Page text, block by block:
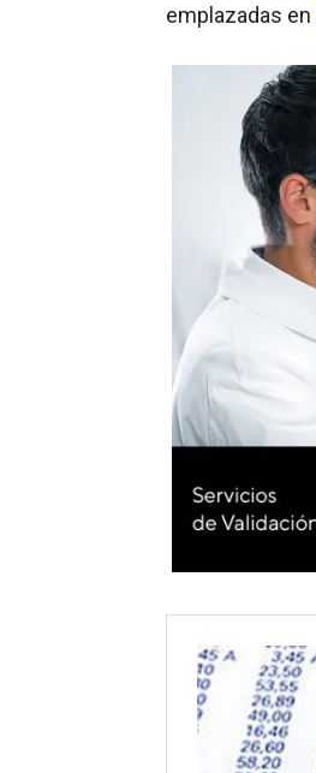
emplazadas en